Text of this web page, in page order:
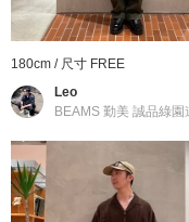
產地 ： 印度
商品編號 ： 11-
180cm / 尺寸 FREE
Leo
BEAMS 勤美 誠品綠園